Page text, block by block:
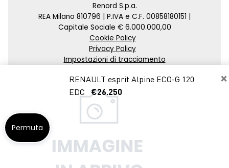
×
RENAULT esprit Alpine ECO-G 120
EDC
€26.250
Renord S.p.a.
REA Milano 810796 | P.IVA e C.F. 00858180151 |
Capitale Sociale € 6.000.000,00
Cookie Policy
Privacy Policy
Impostazioni di tracciamento
Credits
Agenzia SEO
Permuta